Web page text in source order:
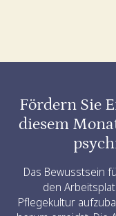
Fördern Sie
diesem
Das Bewusstsein
den
Pflegekultur